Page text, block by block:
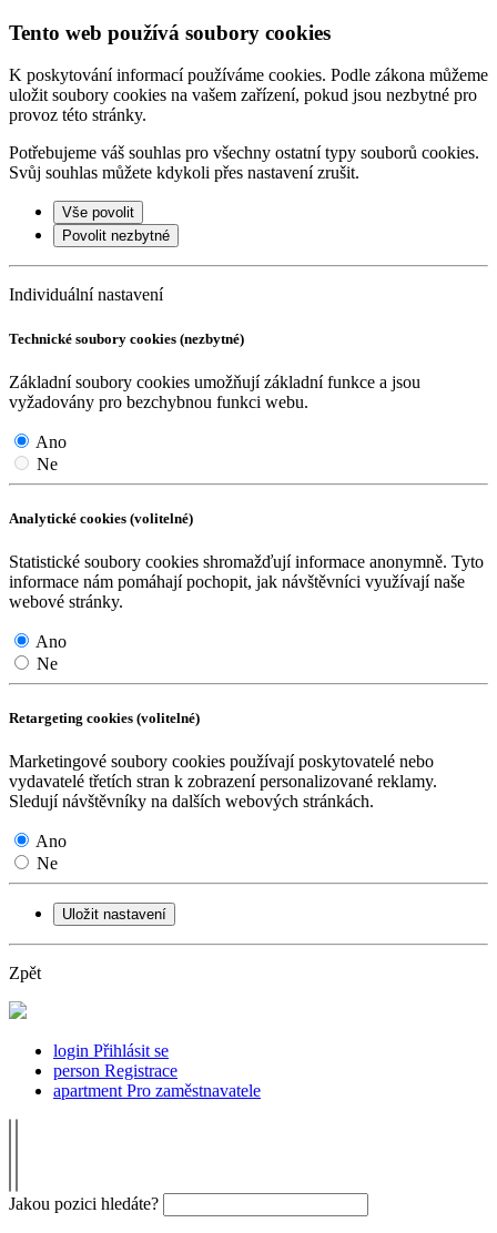
Tento web používá soubory cookies
K poskytování informací používáme cookies. Podle zákona můžeme
uložit soubory cookies na vašem zařízení, pokud jsou nezbytné pro
provoz této stránky.
Potřebujeme váš souhlas pro všechny ostatní typy souborů cookies.
Svůj souhlas můžete kdykoli přes nastavení zrušit.
Vše povolit
Povolit nezbytné
Individuální nastavení
Technické soubory cookies (nezbytné)
Základní soubory cookies umožňují základní funkce a jsou
vyžadovány pro bezchybnou funkci webu.
Ano
Ne
Analytické cookies (volitelné)
Statistické soubory cookies shromažďují informace anonymně. Tyto
informace nám pomáhají pochopit, jak návštěvníci využívají naše
webové stránky.
Ano
Ne
Retargeting cookies (volitelné)
Marketingové soubory cookies používají poskytovatelé nebo
vydavatelé třetích stran k zobrazení personalizované reklamy.
Sledují návštěvníky na dalších webových stránkách.
Ano
Ne
Uložit nastavení
Zpět
login Přihlásit se
person Registrace
apartmentPro zaměstnavatele
Jakou pozici hledáte?